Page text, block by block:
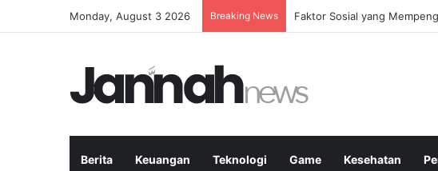
Monday, August 3 2026 Breaking News Peran Strategis Kepolisian
Berita Keuangan Teknologi Game Kesehatan